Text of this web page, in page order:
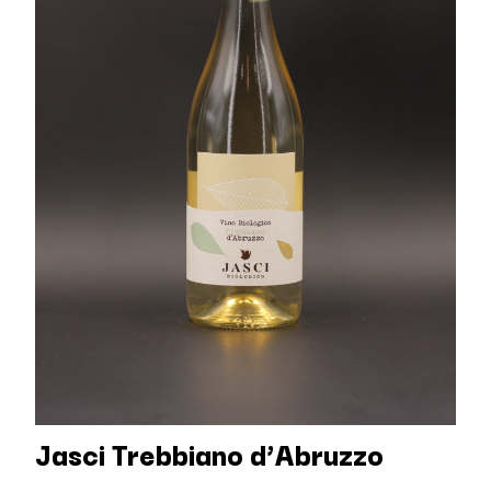
Jasci Trebbiano d’Abruzzo